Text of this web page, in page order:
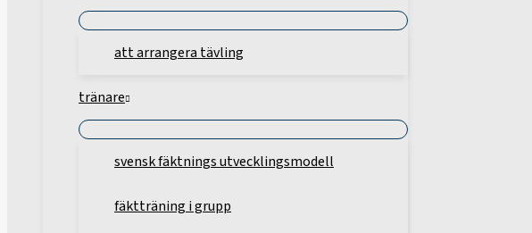
att arrangera tävling
tränare
svensk fäktnings utvecklingsmodell
fäktträning i grupp